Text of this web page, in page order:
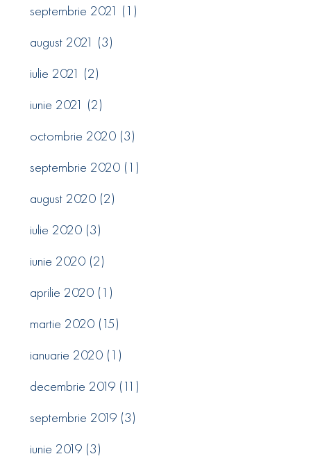
septembrie 2021 (1)
august 2021 (3)
iulie 2021 (2)
iunie 2021 (2)
octombrie 2020(3)
septembrie 2020(1)
august 2020(2)
iulie 2020(3)
iunie 2020(2)
aprilie 2020(1)
martie 2020(15)
ianuarie 2020(1)
decembrie 2019(11)
septembrie 2019(3)
iunie 2019(3)